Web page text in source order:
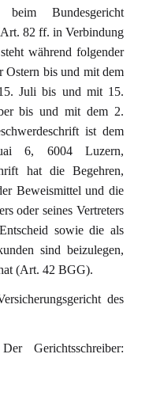
Bundesgericht
82 ff. in Verbindung
während folgender
Ostern bis und mit dem
Juli bis und mit 15.
bis und mit dem 2.
ist dem
6, 6004 Luzern,
hat die Begehren,
Beweismittel und die
oder seines Vertreters
sowie die als
sind beizulegen,
(Art. 42 BGG).
des
Gerichtsschreiber: